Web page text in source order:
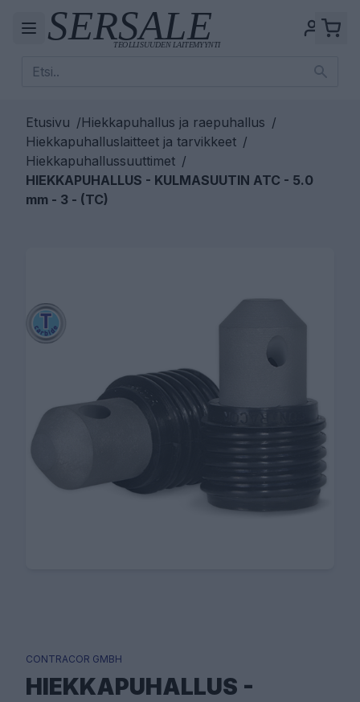
Etusivu /Hiekkapuhallus ja raepuhallus /
Hiekkapuhalluslaitteet ja tarvikkeet /
Hiekkapuhallussuuttimet /
HIEKKAPUHALLUS - KULMASUUTIN ATC - 5.0
mm - 3 - (TC)
CONTRACOR GMBH
HIEKKAPUHALLUS -